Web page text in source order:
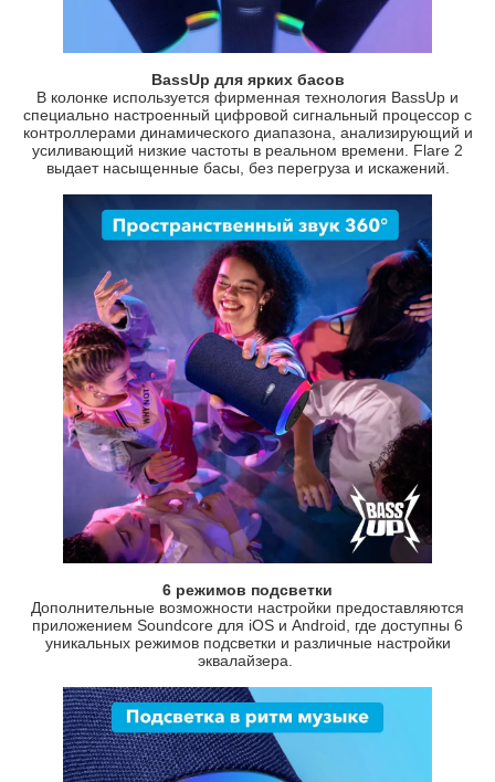
BassUp для ярких басов
В колонке используется фирменная технология BassUp и
специально настроенный цифровой сигнальный процессор с
контроллерами динамического диапазона, анализирующий и
усиливающий низкие частоты в реальном времени. Flare 2
выдает насыщенные басы, без перегруза и искажений.
6 режимов подсветки
Дополнительные возможности настройки предоставляются
приложением Soundcore для iOS и Android, где доступны 6
уникальных режимов подсветки и различные настройки
эквалайзера.